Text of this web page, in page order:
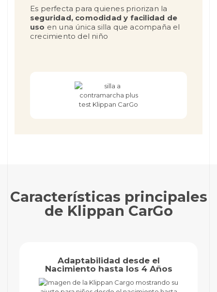
Es perfecta para quienes priorizan la
seguridad, comodidad y facilidad de
uso en una única silla que acompaña el
crecimiento del niño
Características principales
de Klippan CarGo
Adaptabilidad desde el
Nacimiento hasta los 4 Años